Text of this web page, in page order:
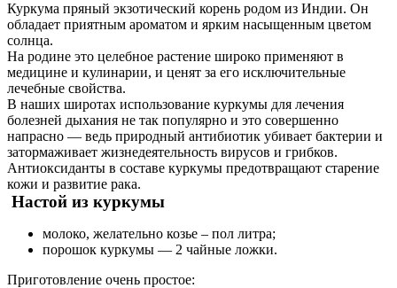
Куркума пряный экзотический корень родом из Индии. Он
обладает приятным ароматом и ярким насыщенным цветом
солнца.
На родине это целебное растение широко применяют в
медицине и кулинарии, и ценят за его исключительные
лечебные свойства.
В наших широтах использование куркумы для лечения
болезней дыхания не так популярно и это совершенно
напрасно — ведь природный антибиотик убивает бактерии и
затормаживает жизнедеятельность вирусов и грибков.
Антиоксиданты в составе куркумы предотвращают старение
кожи и развитие рака.
Настой из куркумы
молоко, желательно козье – пол литра;
порошок куркумы — 2 чайные ложки.
Приготовление очень простое: